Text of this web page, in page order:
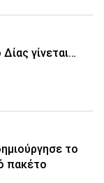
γίνεται…
το
πακέτο